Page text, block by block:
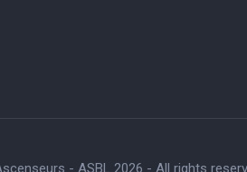
- ASBL 2026 - All rights